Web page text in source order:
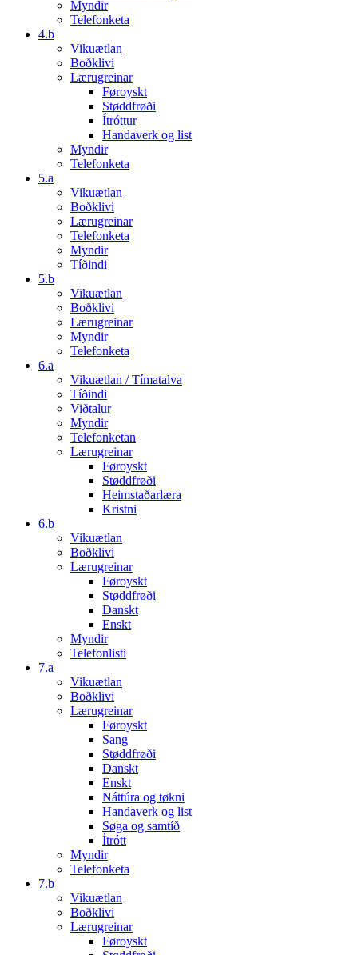
Myndir
Telefonketa
4.b
Vikuætlan
Boðklivi
Lærugreinar
Føroyskt
Støddfrøði
Ítróttur
Handaverk og list
Myndir
Telefonketa
5.a
Vikuætlan
Boðklivi
Lærugreinar
Telefonketa
Myndir
Tíðindi
5.b
Vikuætlan
Boðklivi
Lærugreinar
Myndir
Telefonketa
6.a
Vikuætlan / Tímatalva
Tíðindi
Viðtalur
Myndir
Telefonketan
Lærugreinar
Føroyskt
Støddfrøði
Heimstaðarlæra
Kristni
6.b
Vikuætlan
Boðklivi
Lærugreinar
Føroyskt
Støddfrøði
Danskt
Enskt
Myndir
Telefonlisti
7.a
Vikuætlan
Boðklivi
Lærugreinar
Føroyskt
Sang
Støddfrøði
Danskt
Enskt
Náttúra og tøkni
Handaverk og list
Søga og samtíð
Ítrótt
Myndir
Telefonketa
7.b
Vikuætlan
Boðklivi
Lærugreinar
Føroyskt